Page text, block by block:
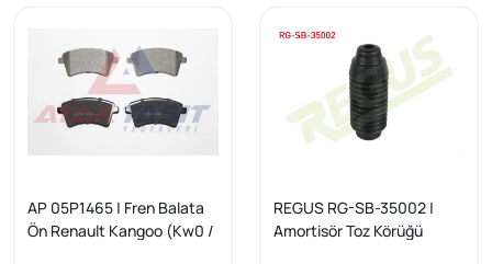
AP 05P1465 | Fren Balata
Ön Renault Kangoo (Kw0 /
REGUS RG-SB-35002 |
Amortisör Toz Körüğü